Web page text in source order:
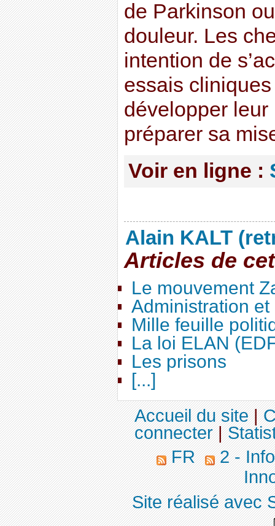
de Parkinson
douleur. Les
intention de
essais cliniques
développer
préparer sa
Voir en ligne :
Alain KALT
Articles de
Le mouvement
Administration
Mille feuille
La loi ELAN
Les prisons
[...]
Accueil du site|
connecter|
FR
2 -
Site réalisé avec